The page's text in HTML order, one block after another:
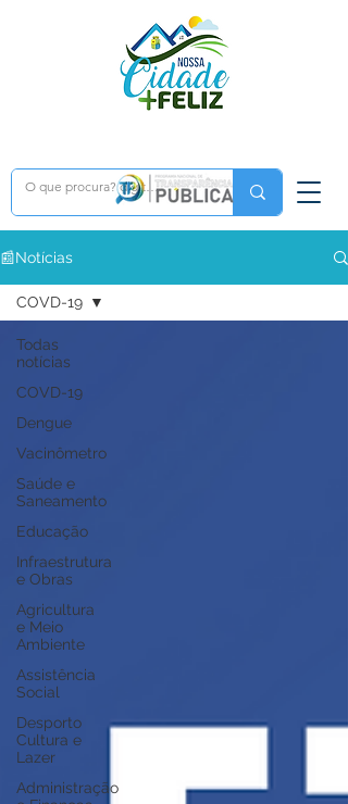
📰Notícias
Todas
notícias
COVD-19
Dengue
Vacinômetro
Saúde e
Saneamento
Educação
Infraestrutura
e Obras
Agricultura
e Meio
Ambiente
Assistência
Social
Desporto
Cultura e
Lazer
Administração
COVD-19